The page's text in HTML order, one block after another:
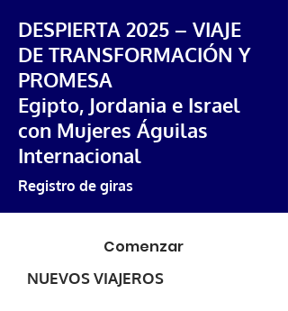
DESPIERTA 2025 – VIAJE
DE TRANSFORMACIÓN Y
PROMESA
Egipto, Jordania e Israel
con Mujeres Águilas
Internacional
Registro de giras
Comenzar
NUEVOS VIAJEROS